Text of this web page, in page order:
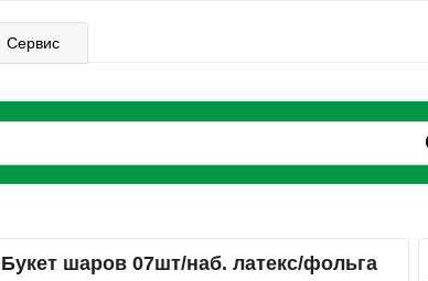
Сервис
Букет шаров 07шт/наб. латекс/фольга